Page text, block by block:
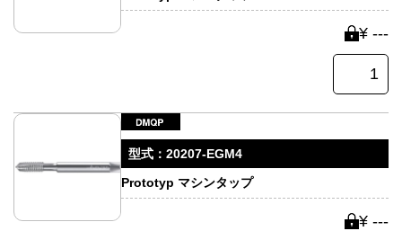
¥ ---
型式： 20207-EGM4
Prototyp マシンタップ
¥ ---